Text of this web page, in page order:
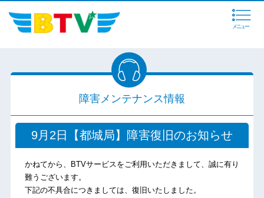
メニュー
障害メンテナンス情報
9月2日【都城局】障害復旧のお知らせ
かねてから、BTVサービスをご利用いただきまして、誠に有り
難うございます。
下記の不具合につきましては、復旧いたしました。